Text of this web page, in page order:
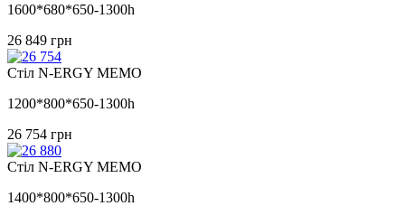
1600*680*650-1300h
26 849 грн
Стіл N-ERGY MEMO
1200*800*650-1300h
26 754 грн
Стіл N-ERGY MEMO
1400*800*650-1300h